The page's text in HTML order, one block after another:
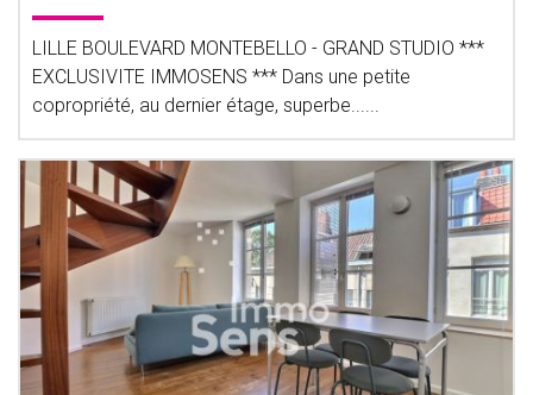
LILLE BOULEVARD MONTEBELLO - GRAND STUDIO ***
EXCLUSIVITE IMMOSENS *** Dans une petite
copropriété, au dernier étage, superbe......